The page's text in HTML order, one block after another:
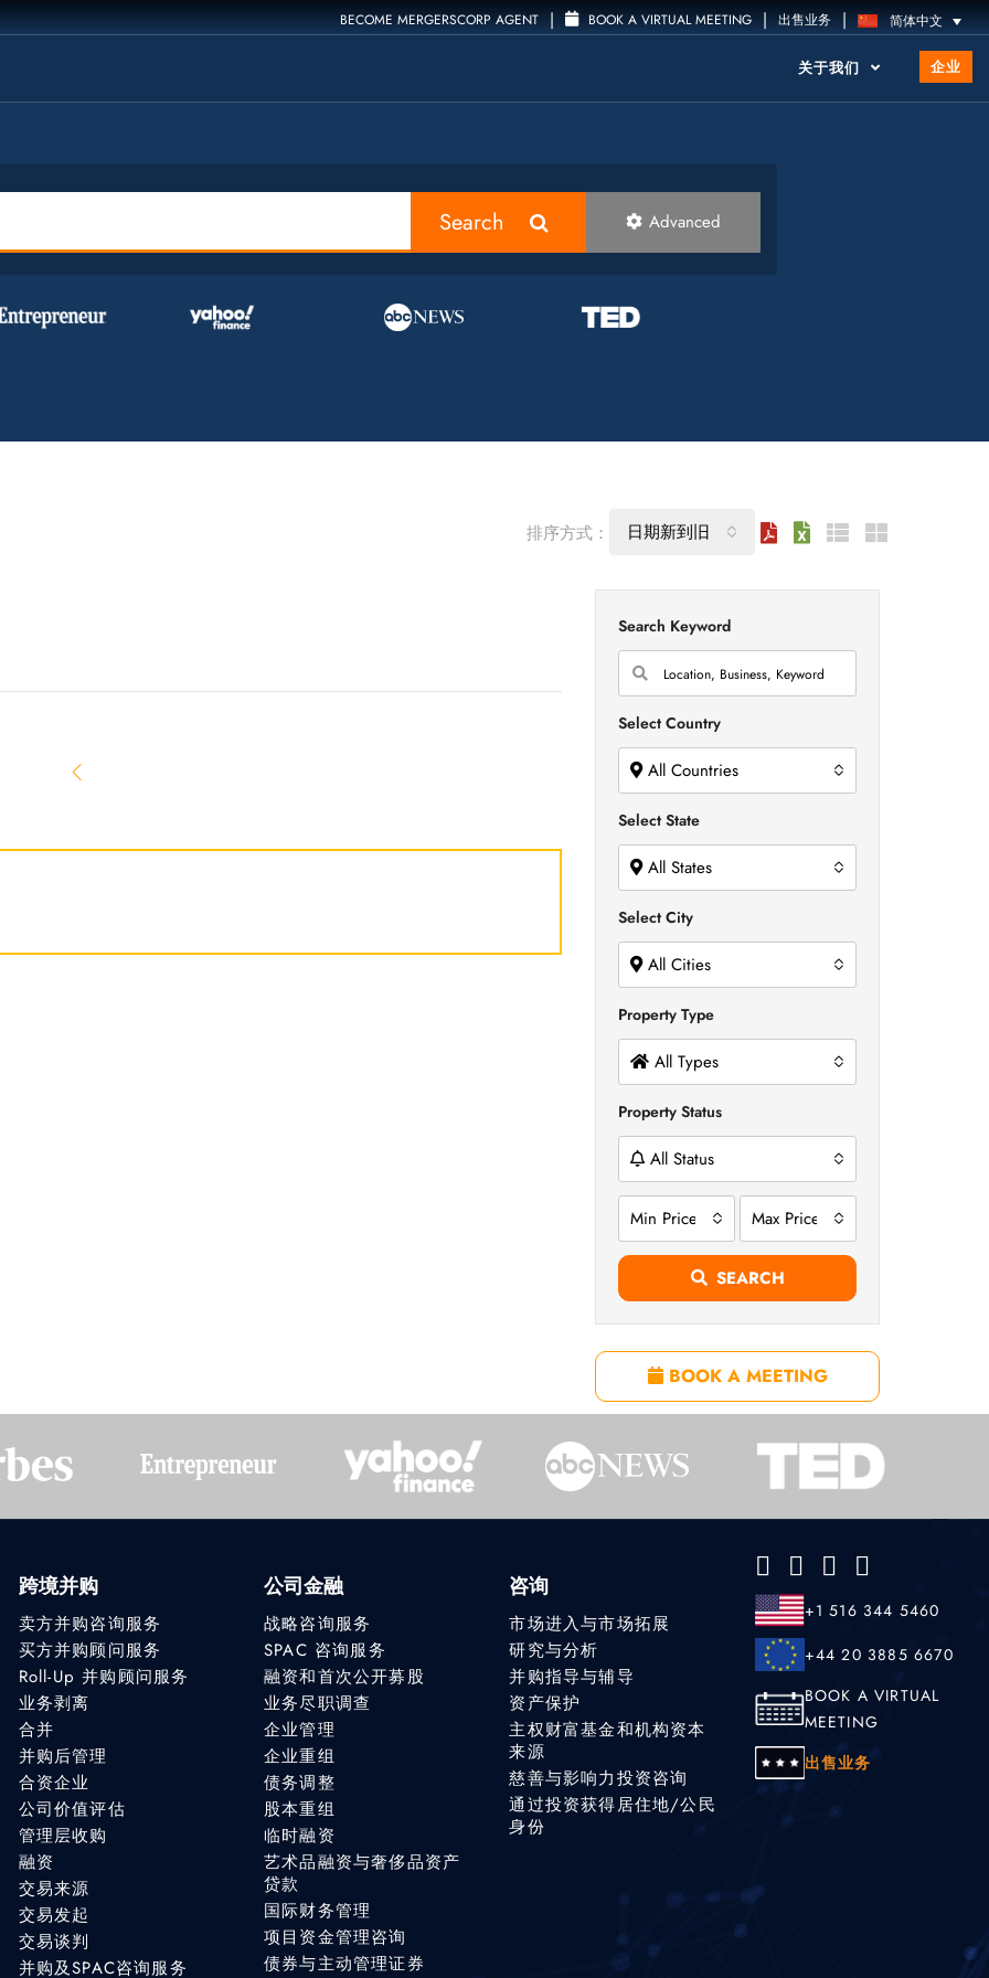
BECOME MERGERSCORP AGENT | BOOK A VIRTUAL MEETING | 出售业务 | 简体中文
关于我们 企业
Search Advanced
排序方式： 日期新到旧
Search Keyword
Select Country
All Countries
Select State
All States
Select City
All Cities
Property Type
All Types
Property Status
All Status
Min Price Max Price
SEARCH
BOOK A MEETING
跨境并购
卖方并购咨询服务
买方并购顾问服务
Roll-Up 并购顾问服务
业务剥离
合并
并购后管理
合资企业
公司价值评估
管理层收购
融资
交易来源
交易发起
交易谈判
并购及SPAC咨询服务
公司金融
战略咨询服务
SPAC 咨询服务
融资和首次公开募股
业务尽职调查
企业管理
企业重组
债务调整
股本重组
临时融资
艺术品融资与奢侈品资产
贷款
国际财务管理
项目资金管理咨询
债券与主动管理证券
咨询
市场进入与市场拓展
研究与分析
并购指导与辅导
资产保护
主权财富基金和机构资本
来源
慈善与影响力投资咨询
通过投资获得居住地/公民
身份
+1 516 344 5460
+44 20 3885 6670
BOOK A VIRTUAL
MEETING
出售业务